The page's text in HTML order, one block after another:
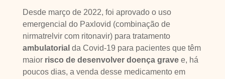
Desde março de 2022, foi aprovado o uso
emergencial do Paxlovid (combinação de
nirmatrelvir com ritonavir) para tratamento
ambulatorial da Covid-19 para pacientes que têm
maiorrisco de desenvolver doença gravee, há
poucos dias, a venda desse medicamento em